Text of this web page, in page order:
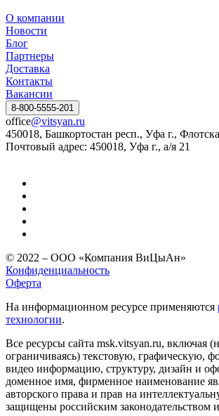
О компании
Новости
Блог
Партнеры
Доставка
Контакты
Вакансии
8-800-5555-201
office@vitsyan.ru
450018, Башкортостан респ., Уфа г.,
Почтовый адрес: 450018, Уфа г., а/я 21
© 2022 – ООО «Компания ВиЦыАн»
Конфиденциальность
Оферта
На информационном ресурсе применяются
технологии.
Все ресурсы сайта msk.vitsyan.ru, включая
ограничиваясь) текстовую, графическую,
видео информацию, структуру, дизайн и
доменное имя, фирменное наименование
авторского права и прав на
защищены российским